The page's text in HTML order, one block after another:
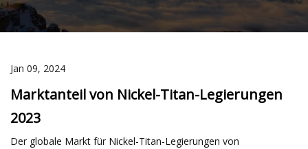
Jan 09, 2024
Marktanteil von Nickel-Titan-Legierungen
2023
Der globale Markt für Nickel-Titan-Legierungen von